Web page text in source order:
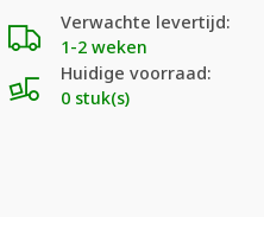
Verwachte levertijd:
1-2 weken
Huidige voorraad:
0 stuk(s)